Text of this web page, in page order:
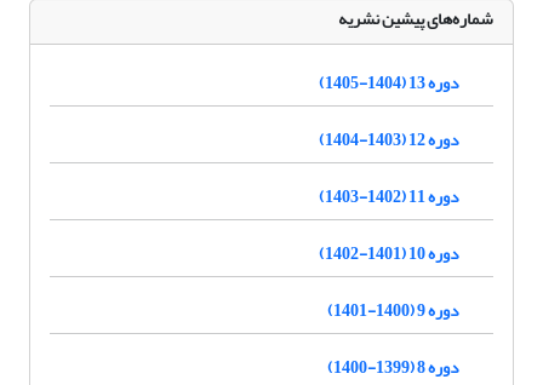
شماره‌های پیشین نشریه
دوره 13 (1404-1405)
دوره 12 (1403-1404)
دوره 11 (1402-1403)
دوره 10 (1401-1402)
دوره 9 (1400-1401)
دوره 8 (1399-1400)